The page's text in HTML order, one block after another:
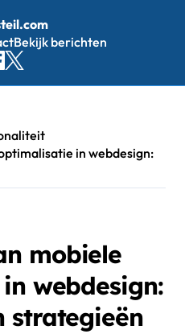
Bekijk berichten
in webdesign:
mobiele
webdesign:
strategieën